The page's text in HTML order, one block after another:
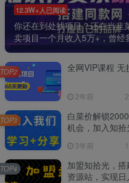
12.3W+人已阅读
你还在到处找项目？还在当韭
卖项目一个月收入5万+，曾经
全网VIP课程 无
2年前
TOP2
白菜价解锁
机会，加入知
3年前
TOP3
加盟知拾光，搭
资源站，实现
TOP4